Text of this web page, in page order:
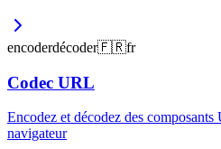
encoderdécoder🇫🇷fr
Codec URL
Encodez et décodez des
navigateur